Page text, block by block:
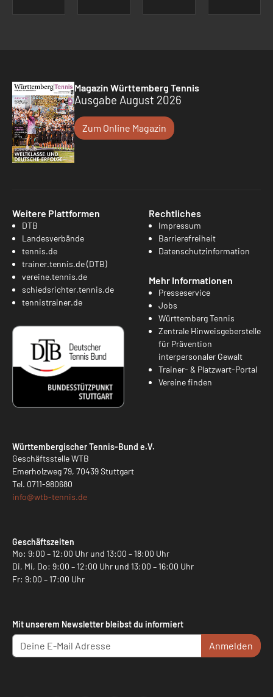
Magazin Württemberg Tennis
Ausgabe August 2026
Zum Online Magazin
Weitere Plattformen
DTB
Landesverbände
tennis.de
trainer.tennis.de (DTB)
vereine.tennis.de
schiedsrichter.tennis.de
tennistrainer.de
Rechtliches
Impressum
Barrierefreiheit
Datenschutzinformation
Mehr Informationen
Presseservice
Jobs
Württemberg Tennis
Zentrale Hinweisgeberstelle
für Prävention
interpersonaler Gewalt
Trainer- & Platzwart-Portal
Vereine finden
Württembergischer Tennis-Bund e.V.
Geschäftsstelle WTB
Emerholzweg 79, 70439 Stuttgart
Tel. 0711-980680
info@wtb-tennis.de
Geschäftszeiten
Mo: 9:00 – 12:00 Uhr und 13:00 – 18:00 Uhr
Di, Mi, Do: 9:00 – 12:00 Uhr und 13:00 – 16:00 Uhr
Fr: 9:00 – 17:00 Uhr
Mit unserem Newsletter bleibst du informiert
Anmelden